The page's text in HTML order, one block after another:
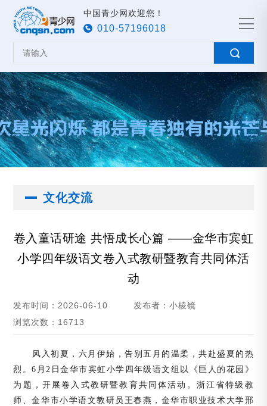
中国青少网欢迎您！
010-57196018
文化交流
卷入童话研途 共悟成长心篇 ——金华市宾虹
小学四年级语文卷入式教研暨教育共同体活
动
发布时间：2026-06-10
发布者：小棱镜
浏览次数：16713
风入初夏，六月伊始，告别五月的温柔，共赴盛夏的热
烈。6月2日金华市宾虹小学四年级语文组以《巨人的花园》
为题，开展卷入式教研暨教育共同体活动。浙江省特级教
师、金华市小学语文教研员王春燕，金华市职业技术大学邢